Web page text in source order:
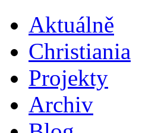
Aktuálně
Christiania
Projekty
Archiv